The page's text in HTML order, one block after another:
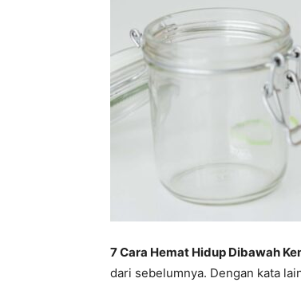
7 Cara Hemat Hidup Dibawah
dari sebelumnya. Dengan kata